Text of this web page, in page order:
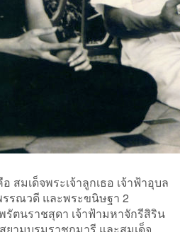
สมเด็จพระเจ้าลูกเธอ เจ้าฟ้าอุบล
รณวดี และพระขนิษฐา 2
รัตนราชสุดา เจ้าฟ้ามหาจักรีสิริน